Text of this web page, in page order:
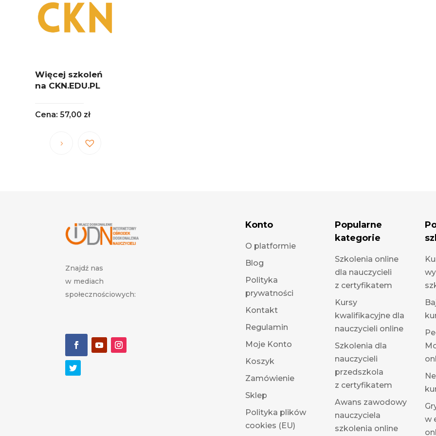
Opcje
można
wybrać
produktu
Więcej szkoleń
na CKN.EDU.PL
57,00 zł
Znajdź nas
w mediach
społecznościowych:
Konto
O platformie
Blog
Polityka
prywatności
Kontakt
Regulamin
Moje Konto
Koszyk
Zamówienie
Sklep
Polityka plików
cookies (EU)
Popularne
kategorie
Szkolenia online
dla nauczycieli
z certyfikatem
Kursy
kwalifikacyjne dla
nauczycieli online
Szkolenia dla
nauczycieli
przedszkola
z certyfikatem
Awans zawodowy
nauczyciela
szkolenia online
w